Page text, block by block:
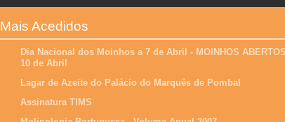
Mais Acedidos
Dia Nacional dos Moinhos a 7 de Abril - MOINHOS
10 de Abril
Lagar de Azeite do Palácio do Marquês de Pombal
Assinatura TIMS